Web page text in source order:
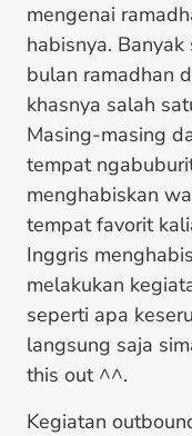
mengenai
habisnya.
bulan ramadhan
khasnya salah
Masing-masing
tempat
menghabiskan
tempat favorit
Inggris
melakukan
seperti apa
langsung saja
this out ^^.
Kegiatan